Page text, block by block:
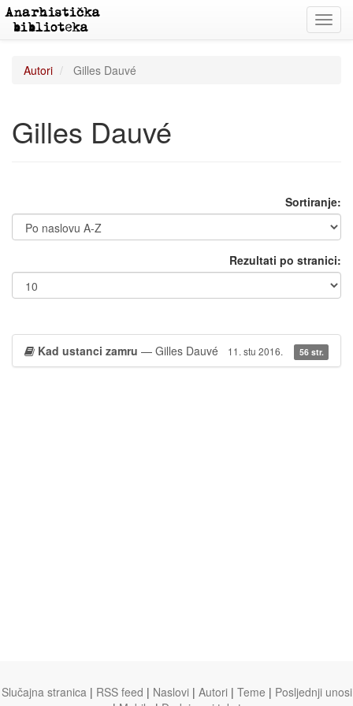
Autori Gilles Dauvé
Gilles Dauvé
Sortiranje:
Rezultati po stranici:
Kad ustanci zamru — Gilles Dauvé 11. stu 2016. 56 str.
Slučajna stranica | RSS feed | Naslovi | Autori | Teme | Posljednji unosi